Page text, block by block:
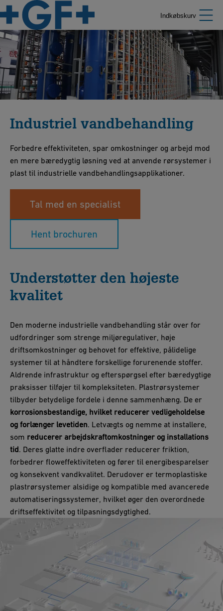
Indkøbskurv
Industriel vandbehandling
Forbedre effektiviteten, spar omkostninger og arbejd mod
en mere bæredygtig løsning ved at anvende rørsystemer i
plast til industrielle vandbehandlingsapplikationer.
Tal med en specialist
Hent brochuren
Understøtter den højeste
kvalitet
Den moderne industrielle vandbehandling står over for
udfordringer som strenge miljøregulativer, høje
driftsomkostninger og behovet for effektive, pålidelige
systemer til at håndtere forskellige forurenende stoffer.
Aldrende infrastruktur og efterspørgsel efter bæredygtige
praksisser tilføjer til kompleksiteten. Plastrørsystemer
tilbyder betydelige fordele i denne sammenhæng. De er
korrosionsbestandige, hvilket reducerer vedligeholdelse
og forlænger levetiden. Letvægts og nemme at installere,
som reducerer arbejdskraftomkostninger og installations
tid. Deres glatte indre overflader reducerer friktion,
forbedrer floweffektiviteten og fører til energibesparelser
og konsekvent vandkvalitet. Derudover er termoplastiske
plastrørsystemer alsidige og kompatible med avancerede
automatiseringssystemer, hvilket øger den overordnede
driftseffektivitet og tilpasningsdygtighed.